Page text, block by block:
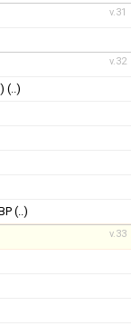
v.31
v.32
(..)
(..)
v.33